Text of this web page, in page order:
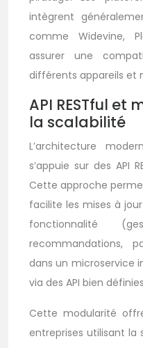
intègrent
comme Widevine,
assurer une
différents appareils et
API RESTful et
la scalabilité
L’architecture
s’appuie sur des API
Cette approche
facilite les mises à
fonctionnalité
recommandations,
dans un microservice
via des API bien
Cette modularité
entreprises utilisant la